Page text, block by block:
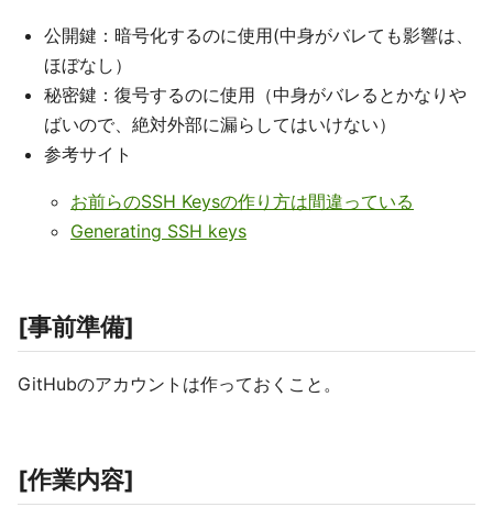
公開鍵：暗号化するのに使用(中身がバレても影響は、
ほぼなし）
秘密鍵：復号するのに使用（中身がバレるとかなりや
ばいので、絶対外部に漏らしてはいけない）
参考サイト
お前らのSSH Keysの作り方は間違っている
Generating SSH keys
[事前準備]
GitHubのアカウントは作っておくこと。
[作業内容]